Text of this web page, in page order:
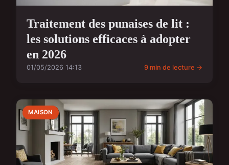
Traitement des punaises de lit :
les solutions efficaces à adopter
en 2026
01/05/2026 14:13 9 min de lecture →
MAISON